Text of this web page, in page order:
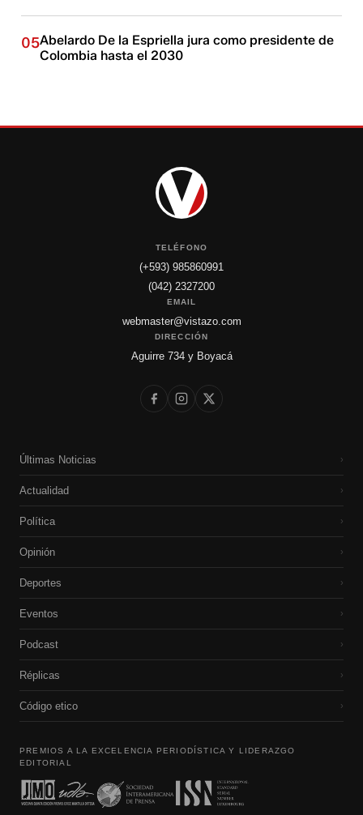
05Abelardo De la Espriella jura como presidente de
Colombia hasta el 2030
TELÉFONO
(+593) 985860991
(042) 2327200
EMAIL
webmaster@vistazo.com
DIRECCIÓN
Aguirre 734 y Boyacá
Últimas Noticias ›
Actualidad ›
Política ›
Opinión ›
Deportes ›
Eventos ›
Podcast ›
Réplicas ›
Código etico ›
PREMIOS A LA EXCELENCIA PERIODÍSTICA Y LIDERAZGO
EDITORIAL